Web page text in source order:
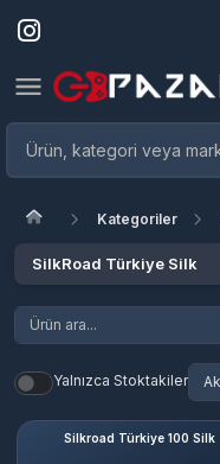
Kategoriler
SilkRoad Türkiye Silk
Yalnızca Stoktakiler
Silkroad Türkiye 100 Silk